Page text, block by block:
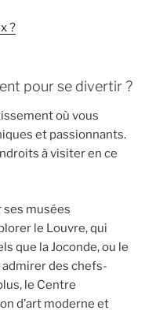
?
pour se divertir ?
où vous
et passionnants.
à visiter en ce
ses musées
le Louvre, qui
que la Joconde, ou le
admirer des chefs-
le Centre
d’art moderne et